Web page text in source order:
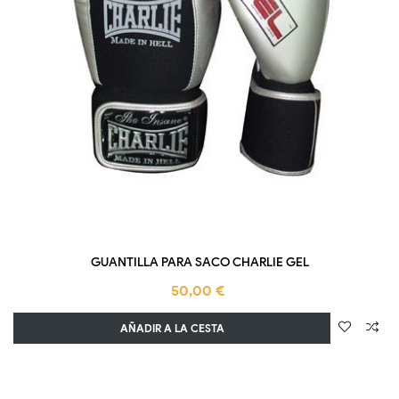
GUANTILLA PARA SACO CHARLIE GEL
50,00 €
AÑADIR A LA CESTA